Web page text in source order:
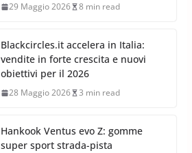
29 Maggio 2026 8 min read
Blackcircles.it accelera in Italia:
vendite in forte crescita e nuovi
obiettivi per il 2026
28 Maggio 2026 3 min read
Hankook Ventus evo Z: gomme
super sport strada-pista